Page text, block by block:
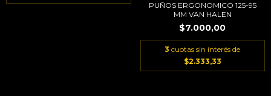
PUÑOS ERGONOMICO 125-95
MM VAN HALEN
$7.000,00
3 cuotas sin interés de
$2.333,33